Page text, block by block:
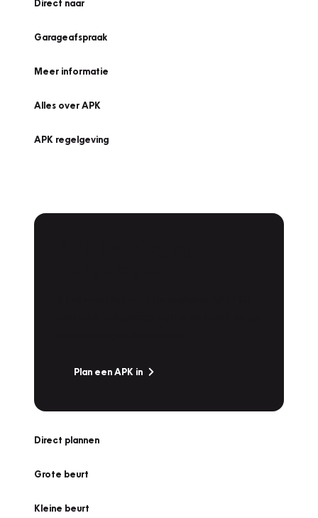
Direct naar
Garageafspraak
Meer informatie
Alles over APK
APK regelgeving
Plan een APK in
Direct plannen
Grote beurt
Kleine beurt